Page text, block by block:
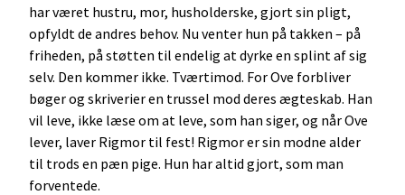
har været hustru, mor, husholderske, gjort sin pligt,
opfyldt de andres behov. Nu venter hun på takken – på
friheden, på støtten til endelig at dyrke en splint af sig
selv. Den kommer ikke. Tværtimod. For Ove forbliver
bøger og skriverier en trussel mod deres ægteskab. Han
vil leve, ikke læse om at leve, som han siger, og når Ove
lever, laver Rigmor til fest! Rigmor er sin modne alder
til trods en pæn pige. Hun har altid gjort, som man
forventede.